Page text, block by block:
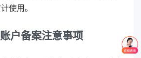
使用。
户备案注意事项